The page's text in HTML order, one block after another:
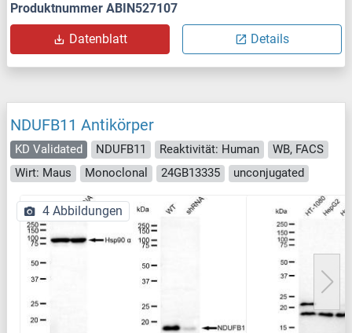
Produktnummer ABIN527107
Datenblatt Details
NDUFB11 Antikörper
KD Validated NDUFB11 Reaktivität: Human
WB, FACS
Wirt: Maus
Monoclonal 24GB13335 unconjugated
4 Abbildungen